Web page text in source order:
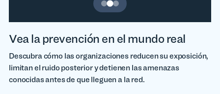
UNIVERSITY HEALTH SYSTEM
Ir a la diapositiva 1
Ir a la diapositiva 2
Ir a la diapositiva 3
Vea la prevención en el mundo real
Descubra cómo las organizaciones reducen su exposición,
limitan el ruido posterior y detienen las amenazas
conocidas antes de que lleguen a la red.